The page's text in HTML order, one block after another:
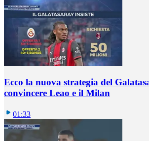
Ecco la nuova strategia del
convincere Leao e il Milan
01:33